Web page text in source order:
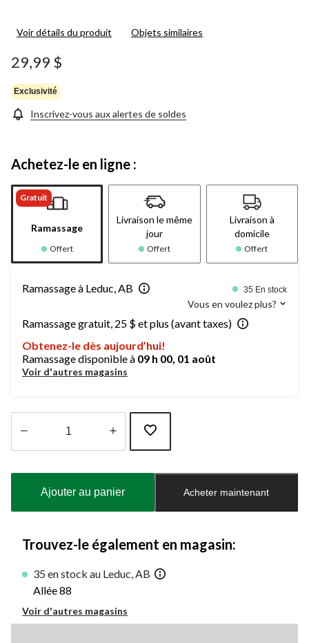
Voir détails du produit Objets similaires
29,99 $
Exclusivité
Inscrivez-vous aux alertes de soldes
Achetez-le en ligne :
Gratuit
Ramassage
Offert
Livraison le même
jour
Offert
Livraison à
domicile
Offert
Ramassage à Leduc, AB 35 En stock
Vous en voulez plus?
Ramassage gratuit, 25 $ et plus (avant taxes)
Obtenez-le dès aujourd’hui!
Ramassage disponible à 09 h 00, 01 août
Voir d'autres magasins
à
Ajouter au panier Acheter maintenant
Trouvez-le également en magasin:
35 en stock au Leduc, AB
Allée 88
Voir d'autres magasins